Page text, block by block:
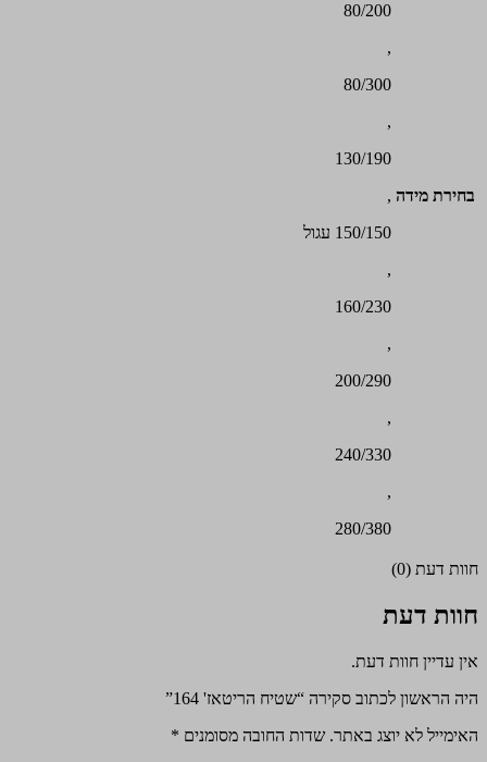
בחירת מידה
80/200
,
80/300
,
130/190
,
150/150 עגול
,
160/230
,
200/290
,
240/330
,
280/380
חוות דעת (0)
חוות דעת
אין עדיין חוות דעת.
היה הראשון לכתוב סקירה “שטיח הריטאז' 164”
האימייל לא יוצג באתר. שדות החובה מסומנים *